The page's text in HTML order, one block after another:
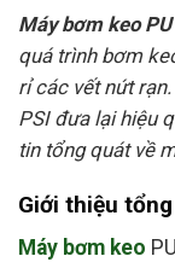
Máy bơm keo
quá trình bơm
rỉ các vết nứt
PSI đưa lại hiệu
tin tổng quát về
Giới thiệu
Máy bơm keo